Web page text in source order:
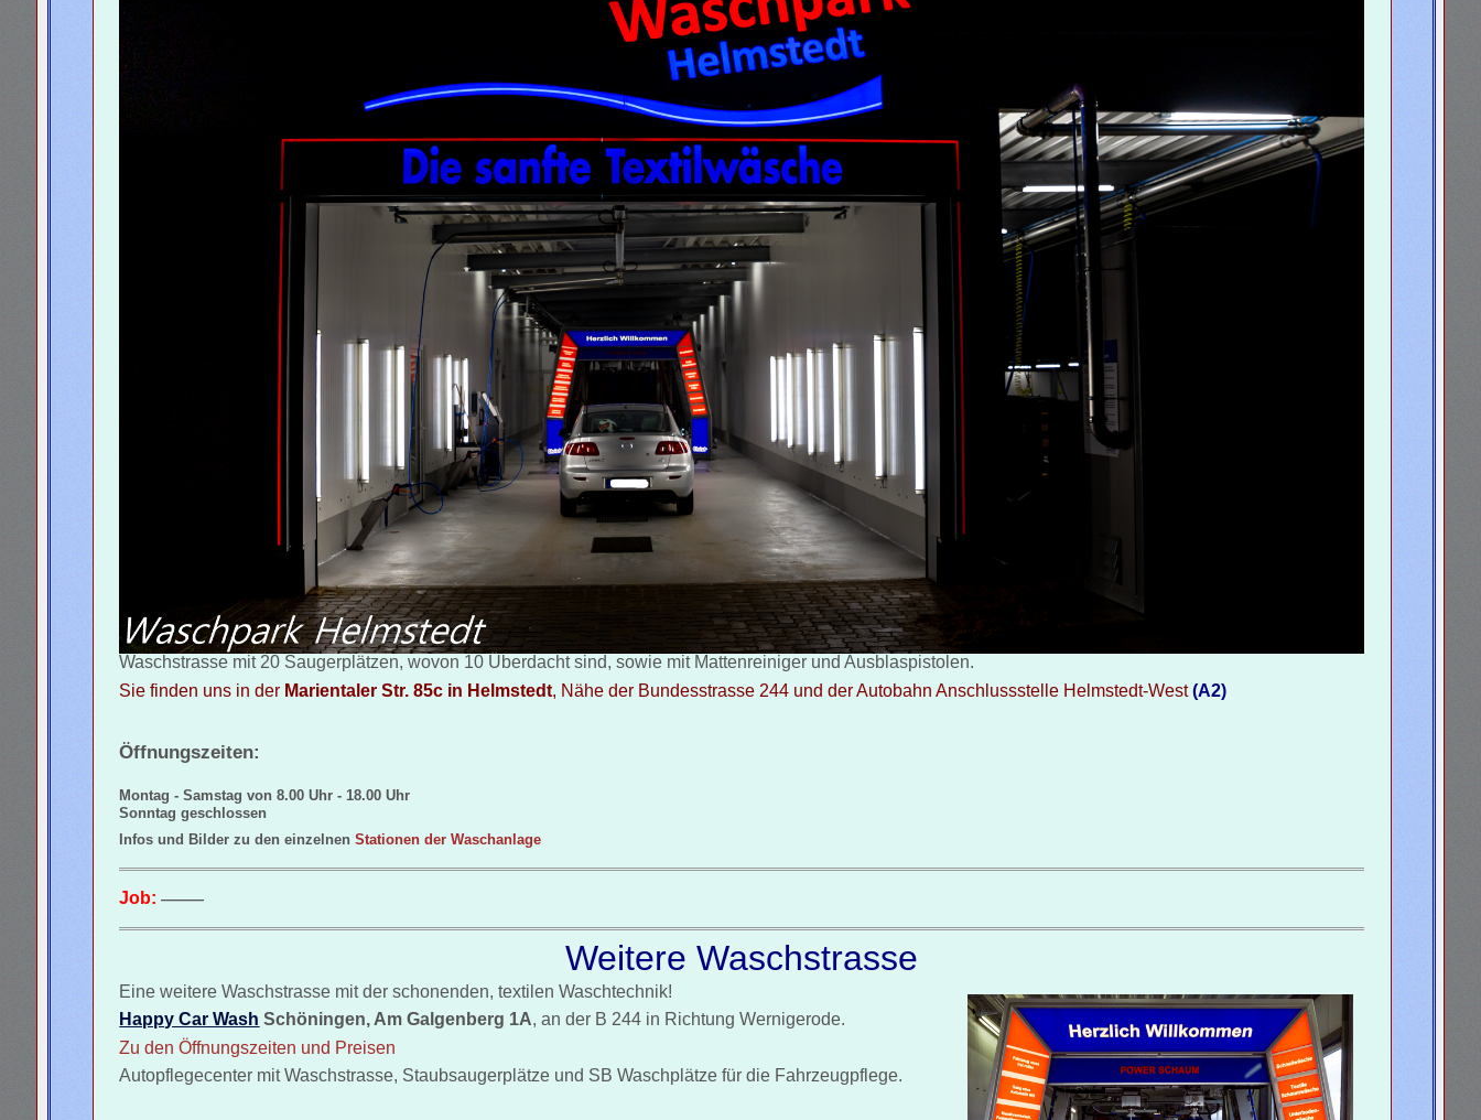
Waschstrasse mit 20 Saugerplätzen, wovon 10 Überdacht sind, sowie mit Mattenreiniger und Ausblaspistolen.
Sie finden uns in der Marientaler Str. 85c in Helmstedt, Nähe der Bundesstrasse 244 und der Autobahn Anschlussstelle Helmstedt-West(A2)
Öffnungszeiten:
Montag - Samstag von 8.00 Uhr - 18.00 Uhr
Sonntag geschlossen
Infos und Bilder zu den einzelnenStationen der Waschanlage
Job: ———
Weitere Waschstrasse
Eine weitere Waschstrasse mit der schonenden, textilen Waschtechnik!
Happy Car Wash Schöningen, Am Galgenberg 1A, an der B 244 in Richtung Wernigerode.
Zu den Öffnungszeiten und Preisen
Autopflegecenter mit Waschstrasse, Staubsaugerplätze und SB Waschplätze für die Fahrzeugpflege.